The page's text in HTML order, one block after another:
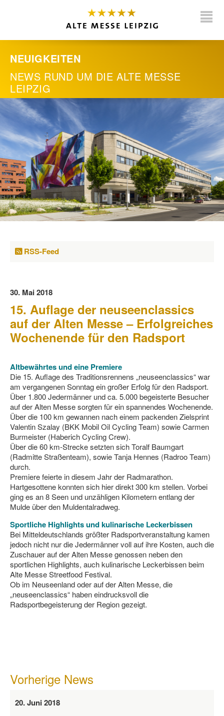
NEUIGKEITEN
NEWS RUND UM DIE ALTE MESSE
LEIPZIG
RSS-Feed
30. Mai 2018
15. Auflage der neuseenclassics
auf der Alten Messe – Erfolgreiches
Wochenende für den Radsport
Altbewährtes und eine Premiere
Die 15. Auflage des Traditionsrennens „neuseenclassics“ war
am vergangenen Sonntag ein großer Erfolg für den Radsport.
Über 1.800 Jedermänner und ca. 5.000 begeisterte Besucher
auf der Alten Messe sorgten für ein spannendes Wochenende.
Über die 100 km gewannen nach einem packenden Zielsprint
Valentin Szalay (BKK Mobil Oil Cycling Team) sowie Carmen
Burmeister (Haberich Cycling Crew).
Über die 60 km-Strecke setzten sich Toralf Baumgart
(Radmitte Straßenteam), sowie Tanja Hennes (Radroo Team)
durch.
Premiere feierte in diesem Jahr der Radmarathon.
Hartgesottene konnten sich hier direkt 300 km stellen. Vorbei
ging es an 8 Seen und unzähligen Kilometern entlang der
Mulde über den Muldentalradweg.
Sportliche Highlights und kulinarische Leckerbissen
Bei Mitteldeutschlands größter Radsportveranstaltung kamen
jedoch nicht nur die Jedermänner voll auf ihre Kosten, auch die
Zuschauer auf der Alten Messe genossen neben den
sportlichen Highlights, auch kulinarische Leckerbissen beim
Alte Messe Streetfood Festival.
Ob im Neuseenland oder auf der Alten Messe, die
„neuseenclassics“ haben eindrucksvoll die
Radsportbegeisterung der Region gezeigt.
Vorherige News
20. Juni 2018